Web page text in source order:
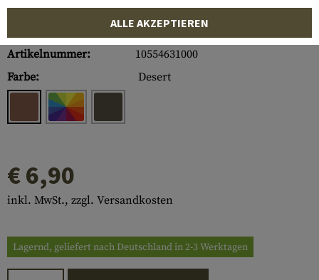
Artikelnummer:
10554631000
Farbe:
Desert
€ 6,90
inkl. MwSt., zzgl. Versandkosten
Lagernd, geliefert nach Deutschland in 2-3 Werktagen
ALLE AKZEPTIEREN